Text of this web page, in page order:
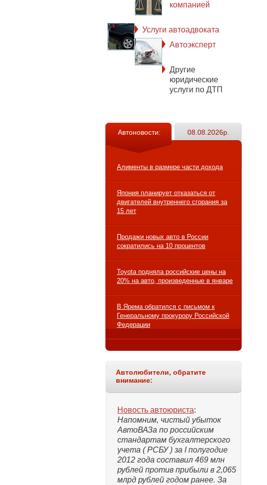
компанией
Услуги автоадвоката
Автоэксперт
Другие
юридические
услуги по ДТП
Автоновости: 08.08.2026р.
Алименты в размере части дохода
Япония планирует отказаться от
двигателей внутреннего сгорания за
15 лет
Продажи новых авто в России
сократились на 10 процентов
Toyota подняла российские цены на
20% на авто, произведенные в январе
В.Ярема обратился с письмом к
Генеральному прокурору Российской
Федерации
Автолюбители, обратите
внимание:
Новость автоюриста:
Напомним, чистый убыток
АвтоВАЗа по российским
стандартам бухгалтерского
учета ( РСБУ ) за I полугодие
2012 года составил 469 млн
рублей против прибыли в 2,065
млрд рублей годом ранее. За